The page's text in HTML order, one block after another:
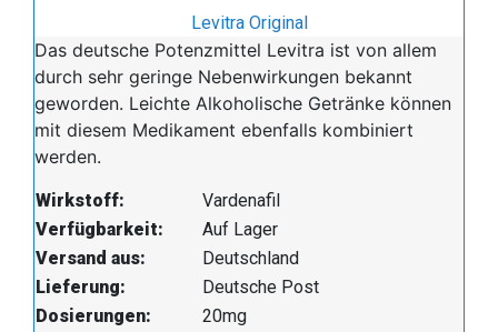
Levitra Original
Das deutsche Potenzmittel Levitra ist von allem
durch sehr geringe Nebenwirkungen bekannt
geworden. Leichte Alkoholische Getränke können
mit diesem Medikament ebenfalls kombiniert
werden.
Wirkstoff:
Vardenafil
Verfügbarkeit:
Auf Lager
Versand aus:
Deutschland
Lieferung:
Deutsche Post
Dosierungen:
20mg